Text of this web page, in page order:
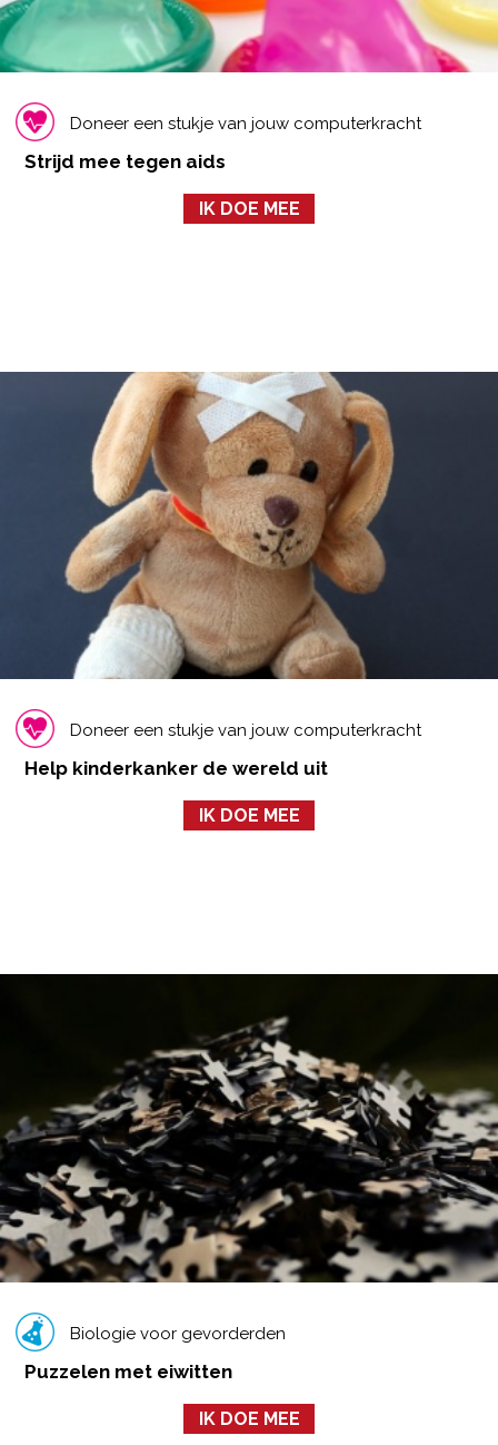
Doneer een stukje van jouw computerkracht
Strijd mee tegen aids
IK DOE MEE
Doneer een stukje van jouw computerkracht
Help kinderkanker de wereld uit
IK DOE MEE
Biologie voor gevorderden
Puzzelen met eiwitten
IK DOE MEE